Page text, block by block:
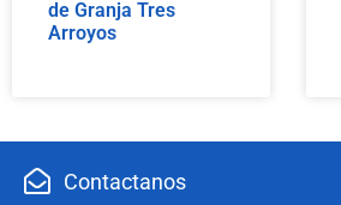
de Granja Tres
Arroyos
Contactanos